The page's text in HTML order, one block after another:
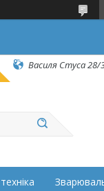
Василя Стуса 28/